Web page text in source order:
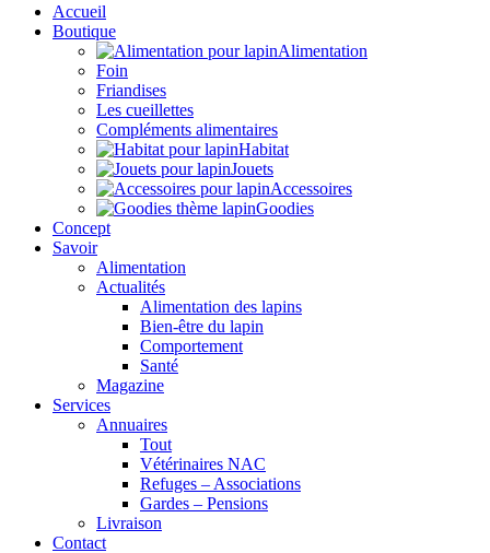
Accueil
Boutique
Alimentation
Foin
Friandises
Les cueillettes
Compléments alimentaires
Habitat
Jouets
Accessoires
Goodies
Concept
Savoir
Alimentation
Actualités
Alimentation des lapins
Bien-être du lapin
Comportement
Santé
Magazine
Services
Annuaires
Tout
Vétérinaires NAC
Refuges – Associations
Gardes – Pensions
Livraison
Contact